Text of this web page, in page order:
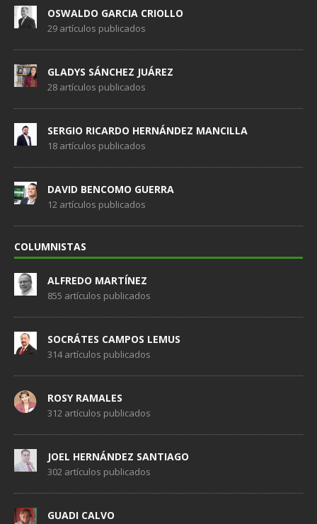
OSWALDO GARCIA CRIOLLO
29 artículos publicados
GLADYS SÁNCHEZ JUÁREZ
28 artículos publicados
SERGIO RICARDO HERNÁNDEZ MANCILLA
18 artículos publicados
DAVID BENCOMO GUERRA
12 artículos publicados
COLUMNISTAS
ALFREDO MARTÍNEZ
855 artículos publicados
SOCRÁTES CAMPOS LEMUS
314 artículos publicados
ROSY RAMALES
312 artículos publicados
JOEL HERNÁNDEZ SANTIAGO
302 artículos publicados
GUADI CALVO